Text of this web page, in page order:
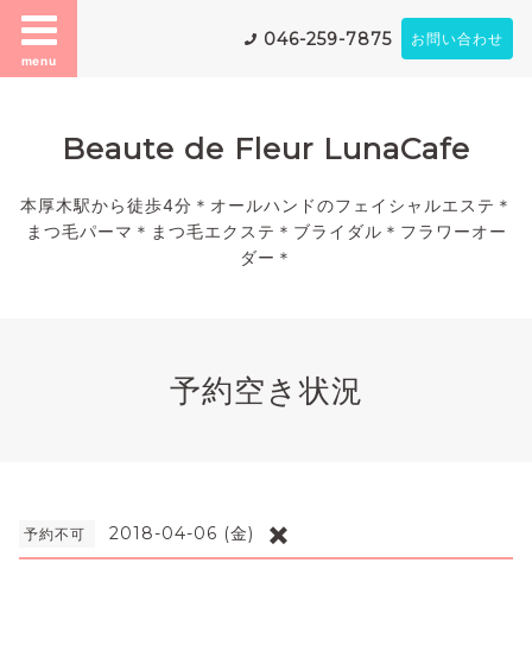
menu
046-259-7875 お問い合わせ
Beaute de Fleur LunaCafe
本厚木駅から徒歩4分＊オールハンドのフェイシャルエステ＊
まつ毛パーマ＊まつ毛エクステ＊ブライダル＊フラワーオー
ダー＊
予約空き状況
予約不可 2018-04-06 (金) ✖️